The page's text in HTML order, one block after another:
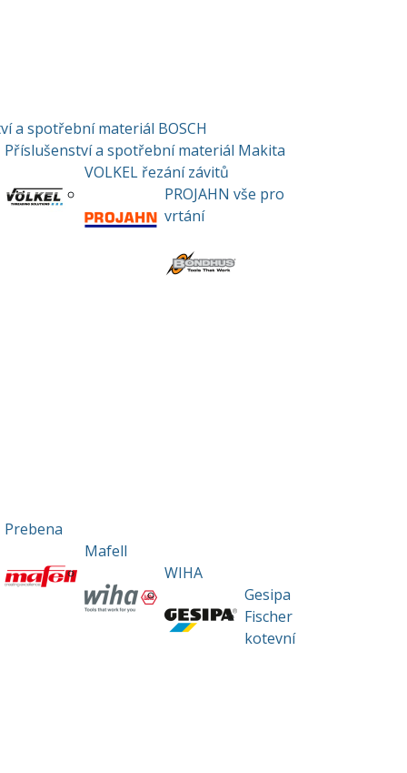
a spotřební materiál BOSCH
Příslušenství a spotřební materiál Makita
VOLKEL řezání závitů
PROJAHN vše pro
vrtání
Prebena
Mafell
WIHA
Gesipa
Fischer
kotevní